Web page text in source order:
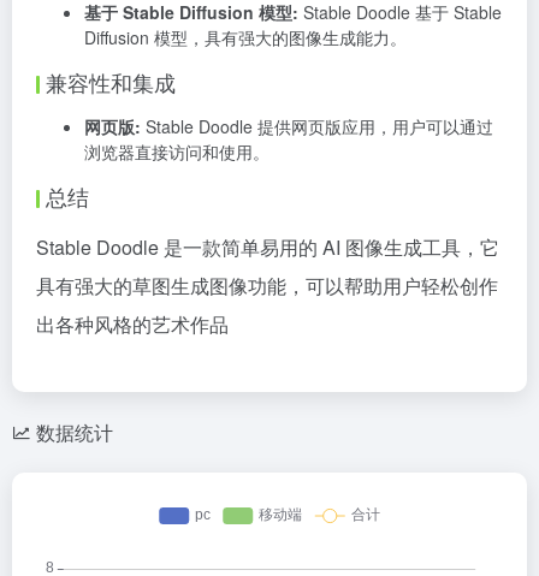
基于 Stable Diffusion 模型: Stable Doodle 基于 Stable
Diffusion 模型，具有强大的图像生成能力。
兼容性和集成
网页版: Stable Doodle 提供网页版应用，用户可以通过
浏览器直接访问和使用。
总结
Stable Doodle 是一款简单易用的 AI 图像生成工具，它
具有强大的草图生成图像功能，可以帮助用户轻松创作
出各种风格的艺术作品
数据统计